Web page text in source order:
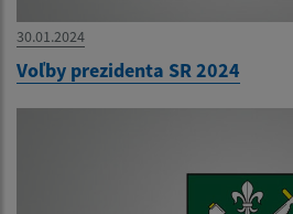
30.01.2024
Voľby prezidenta SR 2024